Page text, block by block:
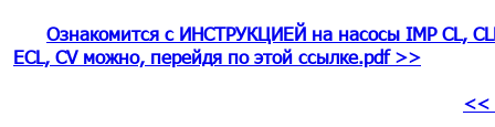
Ознакомится с ИНСТРУКЦИЕЙ на насосы IMPCL,
ECL, CVможно, перейдя по этой ссылке.pdf >>
<<